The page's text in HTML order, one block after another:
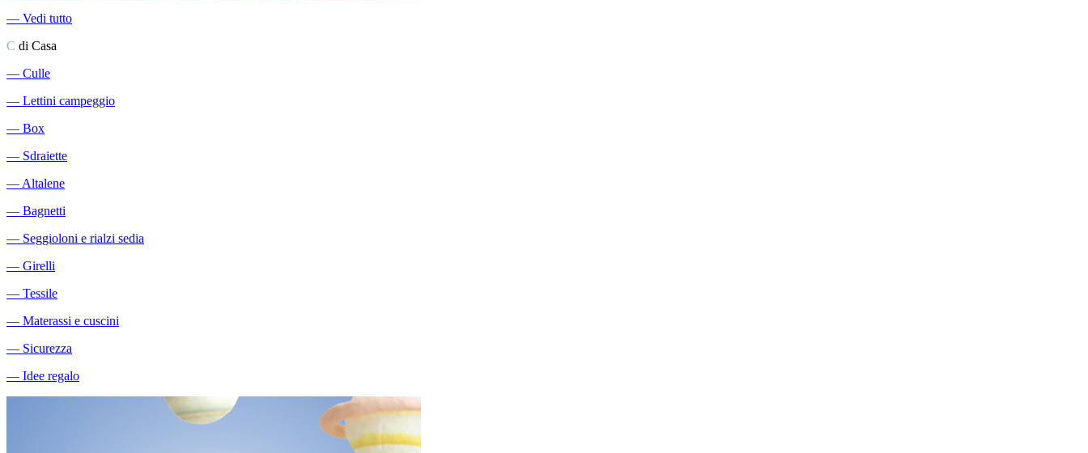
― Vedi tutto
C di Casa
― Culle
― Lettini campeggio
― Box
― Sdraiette
― Altalene
― Bagnetti
― Seggioloni e rialzi sedia
― Girelli
― Tessile
― Materassi e cuscini
― Sicurezza
― Idee regalo